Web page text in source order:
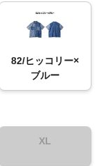
82/ヒッコリー×
ブルー
XL